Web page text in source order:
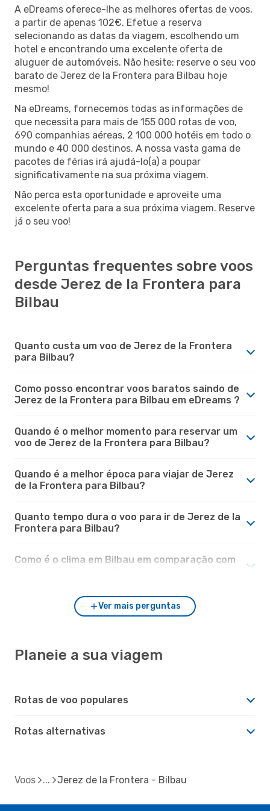
A eDreams oferece-lhe as melhores ofertas de voos,
a partir de apenas 102€. Efetue a reserva
selecionando as datas da viagem, escolhendo um
hotel e encontrando uma excelente oferta de
aluguer de automóveis. Não hesite: reserve o seu voo
barato de Jerez de la Frontera para Bilbau hoje
mesmo!
Na eDreams, fornecemos todas as informações de
que necessita para mais de 155 000 rotas de voo,
690 companhias aéreas, 2 100 000 hotéis em todo o
mundo e 40 000 destinos. A nossa vasta gama de
pacotes de férias irá ajudá-lo(a) a poupar
significativamente na sua próxima viagem.
Não perca esta oportunidade e aproveite uma
excelente oferta para a sua próxima viagem. Reserve
já o seu voo!
Perguntas frequentes sobre voos
desde Jerez de la Frontera para
Bilbau
Quanto custa um voo de Jerez de la Frontera
para Bilbau?
Como posso encontrar voos baratos saindo de
Jerez de la Frontera para Bilbau em eDreams ?
Quando é o melhor momento para reservar um
voo de Jerez de la Frontera para Bilbau?
Quando é a melhor época para viajar de Jerez
de la Frontera para Bilbau?
Quanto tempo dura o voo para ir de Jerez de la
Frontera para Bilbau?
Como é o clima em Bilbau em comparação com
Ver mais perguntas
Planeie a sua viagem
Rotas de voo populares
Rotas alternativas
Voos Jerez de la Frontera - Bilbau